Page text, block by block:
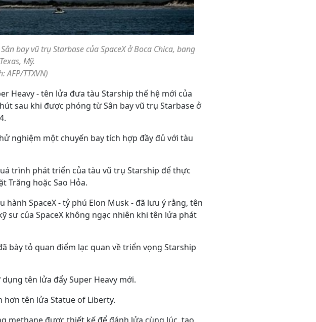
bay vũ trụ Starbase của SpaceX ở Boca Chica, bang
Texas, Mỹ.
AFP/TTXVN)
Heavy - tên lửa đưa tàu Starship thế hệ mới của
sau khi được phóng từ Sân bay vũ trụ Starbase ở
nghiệm một chuyến bay tích hợp đầy đủ với tàu
trình phát triển của tàu vũ trụ Starship để thực
Trăng hoặc Sao Hỏa.
SpaceX - tỷ phú Elon Musk - đã lưu ý rằng, tên
sư của SpaceX không ngạc nhiên khi tên lửa phát
bày tỏ quan điểm lạc quan về triển vọng Starship
tên lửa đẩy Super Heavy mới.
hơn tên lửa Statue of Liberty.